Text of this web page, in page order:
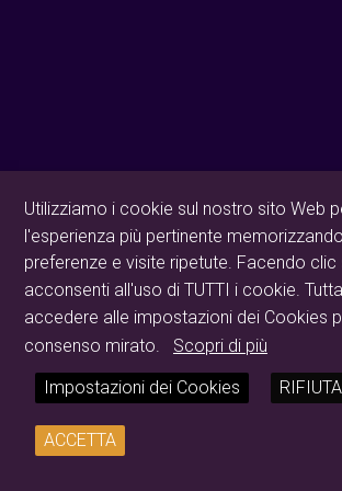
Utilizziamo i cookie sul nostro sito Web
l'esperienza più pertinente
preferenze e visite ripetute. Facendo clic
acconsenti all'uso di TUTTI i cookie.
accedere alle impostazioni dei Cookies
consenso mirato.
Scopri di più
Impostazioni dei Cookies
RIFIUTA
ACCETTA